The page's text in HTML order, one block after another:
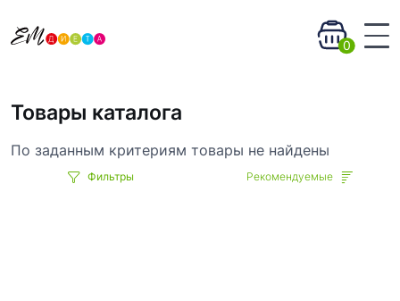
0
Товары каталога
По заданным критериям товары не найдены
Фильтры Рекомендуемые